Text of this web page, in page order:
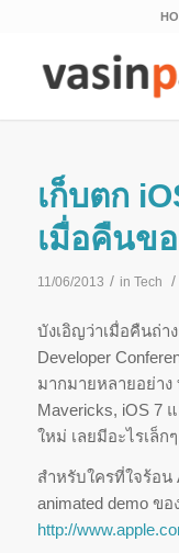
เก็บตก
เมื่อคืนข
11/06/2013 / in Tech /
บังเอิญว่าเมื่อคืนถ่า
Developer
มากมายหลายอย่าง
Mavericks, iOS 7
ใหม่ เลยมีอะไรเล็
สำหรับใครที่ใจร้อน
animated demo ขอ
http://